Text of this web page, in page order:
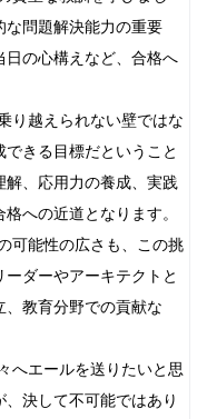
な問題解決能力の重要
の心構えなど、合格へ
り越えられない壁ではな
きる目標だということ
、応用力の養成、実践
への近道となります。
可能性の広さも、この挑
ダーやアーキテクトと
、教育分野での貢献な
へエールを送りたいと思
決して不可能ではあり